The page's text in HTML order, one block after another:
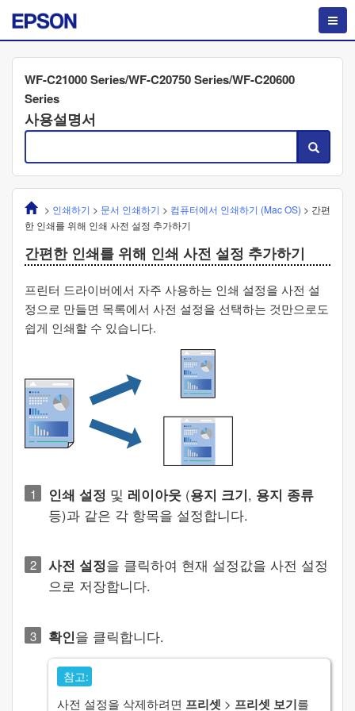
WF-C21000 Series/WF-C20750 Series/WF-C20600
Series
사용설명서
> 인쇄하기 > 문서 인쇄하기 > 컴퓨터에서 인쇄하기 (Mac OS) > 간편
한 인쇄를 위해 인쇄 사전 설정 추가하기
간편한 인쇄를 위해 인쇄 사전 설정 추가하기
프린터 드라이버에서 자주 사용하는 인쇄 설정을 사전 설
정으로 만들면 목록에서 사전 설정을 선택하는 것만으로도
쉽게 인쇄할 수 있습니다.
인쇄 설정 및 레이아웃 (용지 크기, 용지 종류
등)과 같은 각 항목을 설정합니다.
사전 설정을 클릭하여 현재 설정값을 사전 설정
으로 저장합니다.
확인을 클릭합니다.
참고:
사전 설정을 삭제하려면 프리셋 > 프리셋 보기를